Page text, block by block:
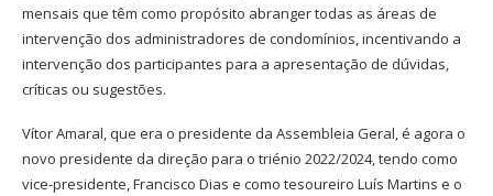
mensais que têm como propósito abranger todas as áreas de
intervenção dos administradores de condomínios, incentivando a
intervenção dos participantes para a apresentação de dúvidas,
críticas ou sugestões.
Vítor Amaral, que era o presidente da Assembleia Geral, é agora o
novo presidente da direção para o triénio 2022/2024, tendo como
vice-presidente, Francisco Dias e como tesoureiro Luís Martins e o